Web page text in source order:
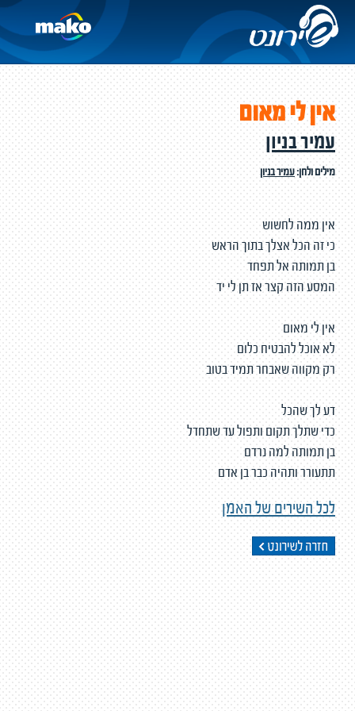
אין לי מאום
עמיר בניון
מילים ולחן:עמיר בניון
אין ממה לחשוש
כי זה הכל אצלך בתוך הראש
בן תמותה אל תפחד
המסע הזה קצר אז תן לי יד
אין לי מאום
לא אוכל להבטיח כלום
רק מקווה שאבחר תמיד בטוב
דע לך שהכל
כדי שתלך תקום ותפול עד שתחדל
בן תמותה למה נרדם
תתעורר ותהיה כבר בן אדם
לכל השירים של האמן